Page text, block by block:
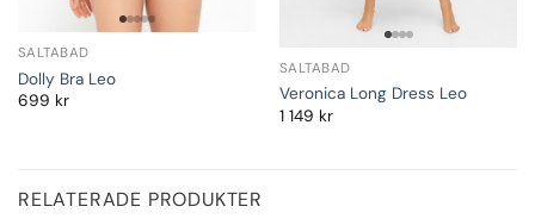
SALTABAD
Dolly Bra Leo
699 kr
SALTABAD
Veronica Long Dress Leo
1 149 kr
RELATERADE PRODUKTER